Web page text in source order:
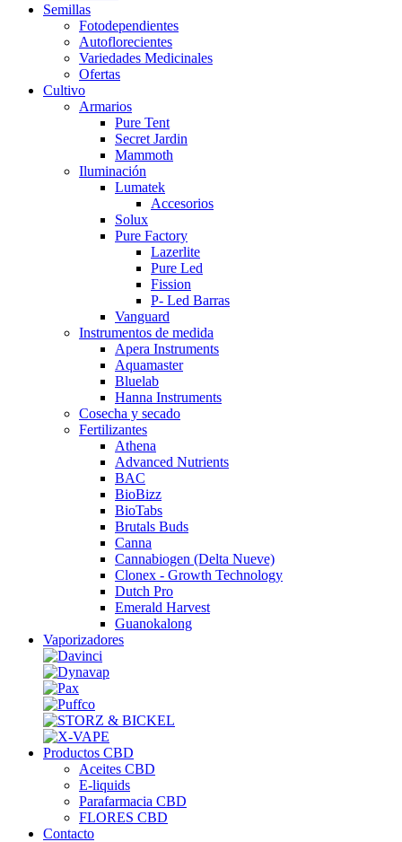
Semillas
Fotodependientes
Autoflorecientes
Variedades Medicinales
Ofertas
Cultivo
Armarios
Pure Tent
Secret Jardin
Mammoth
Iluminación
Lumatek
Accesorios
Solux
Pure Factory
Lazerlite
Pure Led
Fission
P- Led Barras
Vanguard
Instrumentos de medida
Apera Instruments
Aquamaster
Bluelab
Hanna Instruments
Cosecha y secado
Fertilizantes
Athena
Advanced Nutrients
BAC
BioBizz
BioTabs
Brutals Buds
Canna
Cannabiogen (Delta Nueve)
Clonex - Growth Technology
Dutch Pro
Emerald Harvest
Guanokalong
Vaporizadores
Productos CBD
Aceites CBD
E-liquids
Parafarmacia CBD
FLORES CBD
Contacto